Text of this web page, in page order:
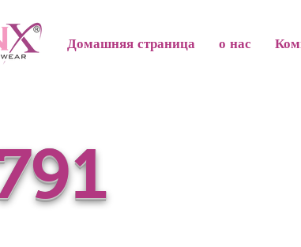
Домашняя страница о нас